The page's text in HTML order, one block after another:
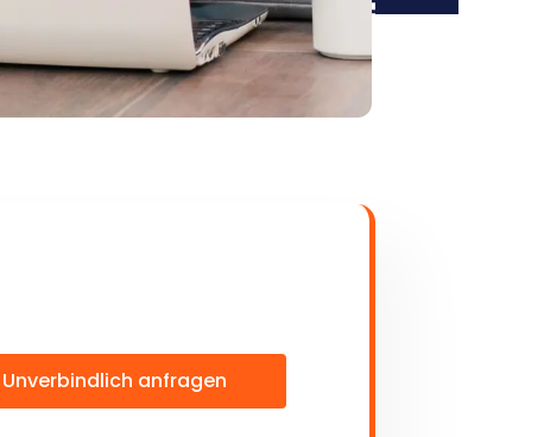
Unverbindlich anfragen